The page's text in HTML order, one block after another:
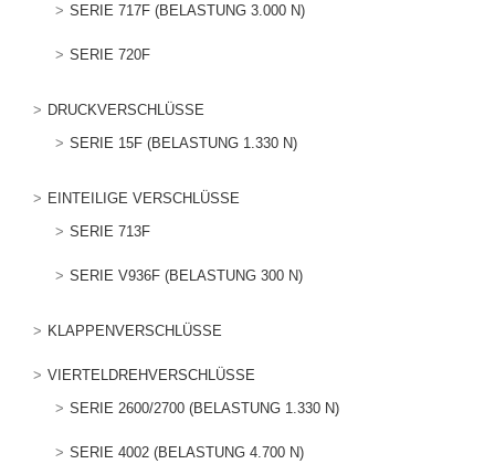
SERIE 717F (BELASTUNG 3.000 N)
SERIE 720F
DRUCKVERSCHLÜSSE
SERIE 15F (BELASTUNG 1.330 N)
EINTEILIGE VERSCHLÜSSE
SERIE 713F
SERIE V936F (BELASTUNG 300 N)
KLAPPENVERSCHLÜSSE
VIERTELDREHVERSCHLÜSSE
SERIE 2600/2700 (BELASTUNG 1.330 N)
SERIE 4002 (BELASTUNG 4.700 N)